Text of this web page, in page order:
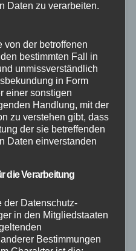
WESTERWALD
in
Daten zu verarbeiten.
von der betroffenen
bestimmten Fall in
unmissverständlich
in Form
einer sonstigen
Handlung, mit der
zu verstehen gibt, dass
der sie betreffenden
Daten einverstanden
die Verarbeitung
der Datenschutz-
in den Mitgliedstaaten
Bestimmungen